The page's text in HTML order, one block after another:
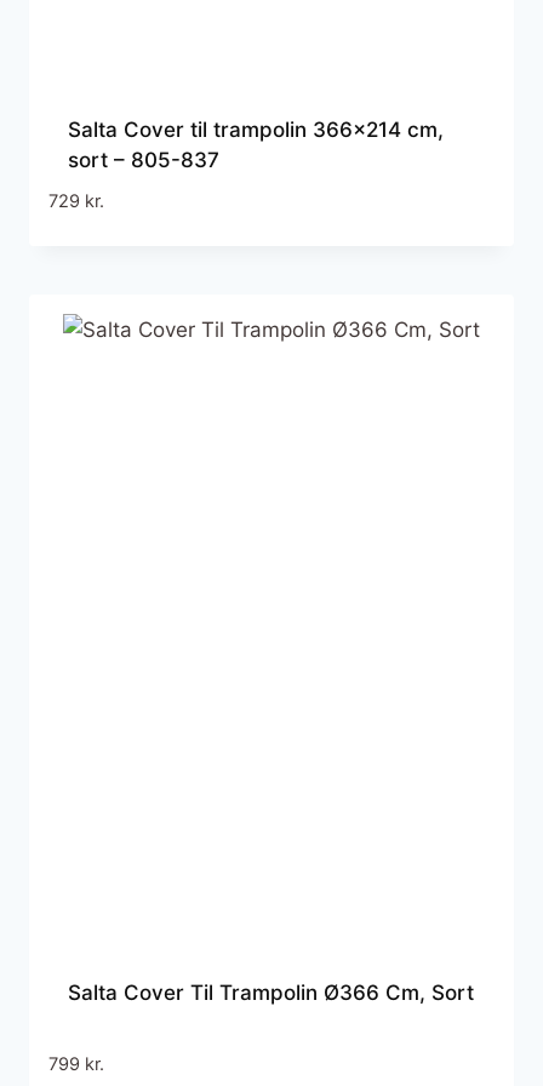
Salta Cover til trampolin 366×214 cm,
sort – 805-837
729 kr.
Salta Cover Til Trampolin Ø366 Cm, Sort
799 kr.